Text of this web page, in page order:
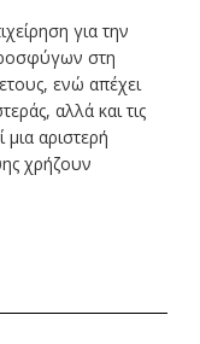
για την
στη
ενώ απέχει
αλλά και τις
αριστερή
χρήζουν